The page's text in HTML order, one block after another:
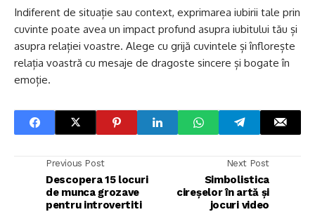
Indiferent de situație sau context, exprimarea iubirii tale prin
cuvinte poate avea un impact profund asupra iubitului tău și
asupra relației voastre. Alege cu grijă cuvintele și înflorește
relația voastră cu mesaje de dragoste sincere și bogate în
emoție.
Previous Post
Descopera 15 locuri
de munca grozave
pentru introvertiti
Next Post
Simbolistica
cireșelor în artă și
jocuri video